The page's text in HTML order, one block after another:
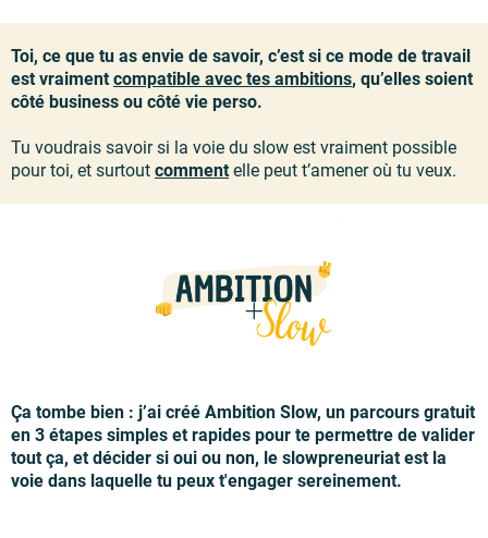
Toi, ce que tu as envie de savoir, c’est si ce mode de travail
est vraimentcompatible avec tes ambitions, qu’elles soient
côté business ou côté vie perso.
Tu voudrais savoir si la voie du slow est vraiment possible
pour toi, et surtout commentelle peut t’amener où tu veux.
Ça tombe bien : j’ai créé Ambition Slow, un parcours gratuit
en 3 étapes simples et rapides pour te permettre de valider
tout ça, et décider si oui ou non, le slowpreneuriat est la
voie dans laquelle tu peux t'engager sereinement.